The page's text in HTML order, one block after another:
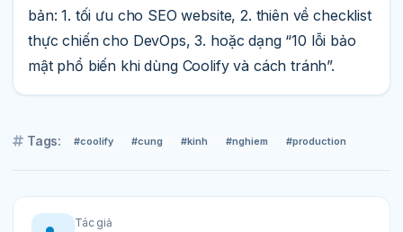
bản: 1. tối ưu cho SEO website, 2. thiên về checklist
thực chiến cho DevOps, 3. hoặc dạng “10 lỗi bảo
mật phổ biến khi dùng Coolify và cách tránh”.
Tags: #coolify #cung #kinh #nghiem #production
Tác giả